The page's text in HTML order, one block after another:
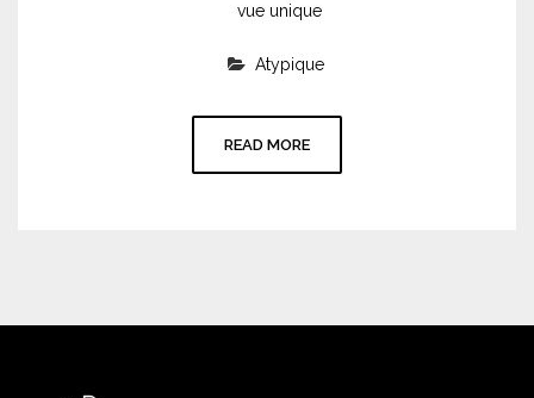
vue unique
Atypique
READ MORE